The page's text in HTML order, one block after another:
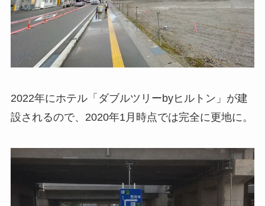
2022年にホテル「ダブルツリーbyヒルトン」が建
設されるので、2020年1月時点では完全に更地に。